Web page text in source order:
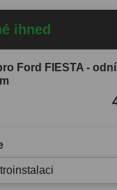
ihned
Ford FIESTA -